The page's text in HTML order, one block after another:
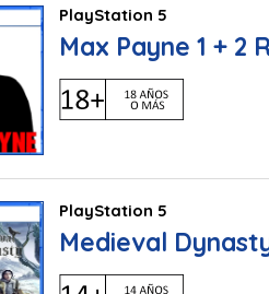
PlayStation 5
Max Payne 1 + 2
PlayStation 5
Medieval